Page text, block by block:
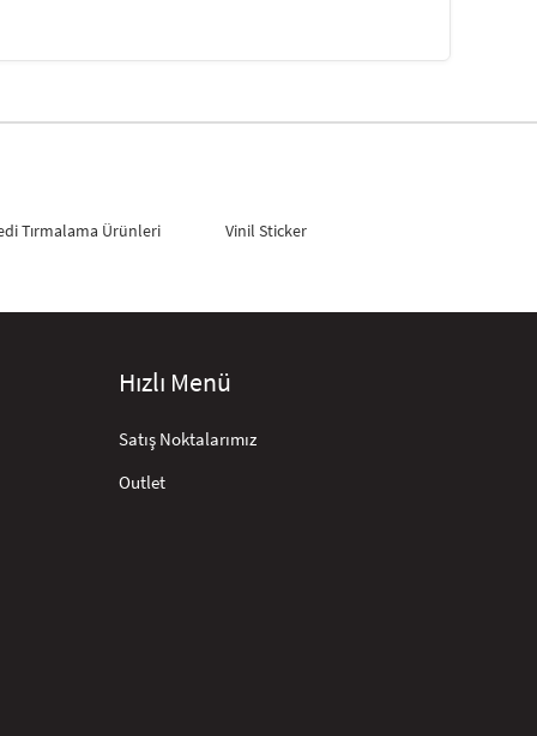
Tırmalama Ürünleri Vinil Sticker
Hızlı Menü
Satış Noktalarımız
Outlet